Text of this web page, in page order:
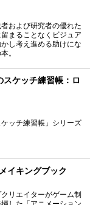
および研究者の優れた
まることなくビジュア
し考え進める助けにな
。
ケッチ練習帳：ロ
ッチ練習帳」シリーズ
キングブック
リエイターがゲーム制